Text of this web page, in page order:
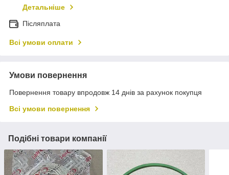
Детальніше
Післяплата
Всі умови оплати
Умови повернення
Повернення товару впродовж 14 днів за рахунок покупця
Всі умови повернення
Подібні товари компанії